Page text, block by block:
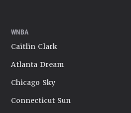
WNBA
Caitlin Clark
Atlanta Dream
Chicago Sky
Connecticut Sun